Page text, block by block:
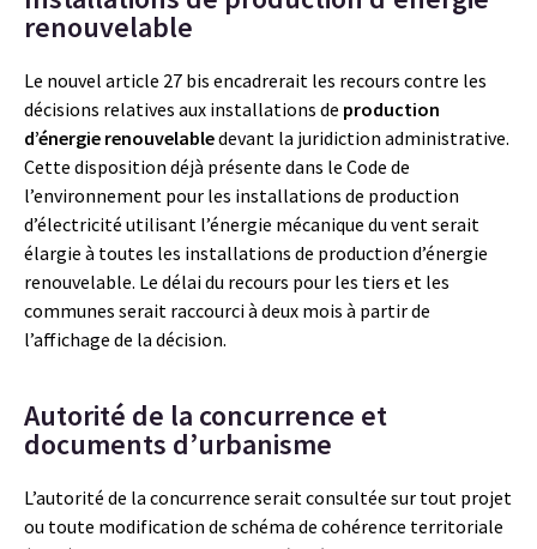
renouvelable
Le nouvel article 27 bis encadrerait les recours contre les
décisions relatives aux installations de production
d’énergie renouvelabledevant la juridiction administrative.
Cette disposition déjà présente dans le Code de
l’environnement pour les installations de production
d’électricité utilisant l’énergie mécanique du vent serait
élargie à toutes les installations de production d’énergie
renouvelable. Le délai du recours pour les tiers et les
communes serait raccourci à deux mois à partir de
l’affichage de la décision.
Autorité de la concurrence et
documents d’urbanisme
L’autorité de la concurrence serait consultée sur tout projet
ou toute modification de schéma de cohérence territoriale